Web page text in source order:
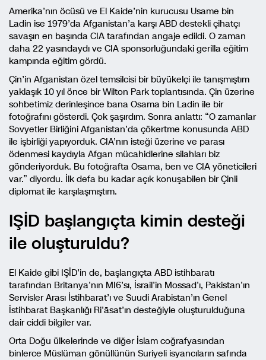
Amerika’nın öcüsü ve El Kaide’nin kurucusu Usame bin
Ladin ise 1979’da Afganistan’a karşı ABD destekli çihatçı
savaşın en başında CIA tarafından angaje edildi. O zaman
daha 22 yasındaydı ve CIA sponsorluğundaki gerilla eğitim
kampında eğitim gördü.
Çin’in Afganistan özel temsilcisi bir büyükelçi ile tanışmıştım
yaklaşık 10 yıl önce bir Wilton Park toplantısında. Çin üzerine
sohbetimiz derinleşince bana Osama bin Ladin ile bir
fotoğrafını gösterdi. Çok şaşırdım. Sonra anlattı: “O zamanlar
Sovyetler Birliğini Afganistan’da çökertme konusunda ABD
ile işbirliği yapıyorduk. CIA’nın isteği üzerine ve parası
ödenmesi kaydıyla Afgan mücahidlerine silahları biz
gönderiyorduk. Bu fotoğrafta Osama, ben ve CIA yöneticileri
var.” diyordu. İlk defa bu kadar açık konuşabilen bir Çinli
diplomat ile karşılaşmıştım.
IŞİD başlangıçta kimin desteği
ile oluşturuldu?
El Kaide gibi IŞİD’in de, başlangıçta ABD istihbaratı
tarafından Britanya’nın MI6’sı, İsrail’in Mossad’ı, Pakistan’ın
Servisler Arası İstihbarat’ı ve Suudi Arabistan’ın Genel
İstihbarat Başkanlığı Ri’āsat’ın desteğiyle oluşturulduğuna
dair ciddi bilgiler var.
Orta Doğu ülkelerinde ve diğer İslam coğrafyasından
binlerce Müslüman gönüllünün Suriyeli isyancıların safında